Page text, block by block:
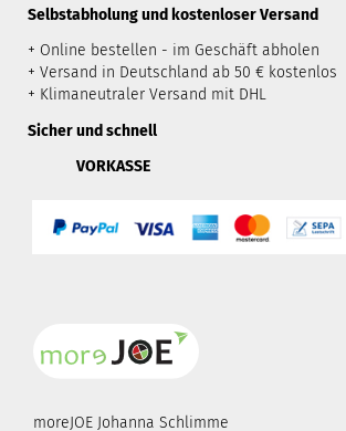
​Selbstabholung und kostenloser Versand
+ Online bestellen - im Geschäft abholen
+ Versand in Deutschland ab 50 € kostenlos
+ Klimaneutraler Versand mit DHL
Sicher und schnell
VORKASSE
moreJOE Johanna Schlimme